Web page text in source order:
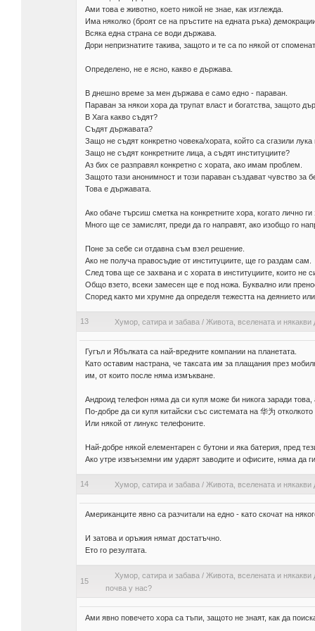
Ами това е животно, което никой не знае, как изглежда.
Има няколко (броят се на пръстите на едната ръка)
Всяка една страна се води държава.
Дори непризнатите такива, защото и те са по някой от
Определено, не е ясно, какво е държава.
В днешно време за мен държава е само едно - параван.
Параван за някои хора да трупат власт и богатства, защото
В Хага какво съдят?
Съдят държавата?
Защо не съдят конкретно човека/хората, който са сгазили
Защо не съдят конкретните лица, а съдят институциите?
Аз бих се разправял конкретно с хората, ако имам проблем.
Защото тази анонимност и този параван създават чувство за
Това е държавата.
Ако обаче търсиш сметка на конкретните хора, когато лично
Много ще се замислят, преди да го направят, ако изобщо го
Поне за себе си отдавна съм взел решение.
Ако не получа правосъдие от институциите, ще го раздам сам.
След това ще се захвана и с хората в институциите, които не
Общо взето, всеки замесен ще е под ножа. Буквално или
Според както ми хрумне да определя тежестта на деянието
13 Хумор, сатира и забава / Живота, вселената и някакви
Гугъл и Ябълката са най-вредните компании на планетата.
Като оставим настрана, че таксата им за плащания през
им, от които после няма измъкване.
Андроид телефон няма да си купя може би никога заради това,
По-добре да си купя китайски със системата на 华为 отколкото
Или някой от линукс телефоните.
Най-добре някой елементарен с бутони и яка батерия, пред
Ако утре извънземни им ударят заводите и офисите, няма да
14 Хумор, сатира и забава / Живота, вселената и някакви
Американците явно са разчитали на едно - като скочат на
И затова и оръжия нямат достатъчно.
Ето го резултата.
15
Хумор, сатира и забава / Живота, вселената и някакви
почва у нас?
Ами явно повечето хора са тъпи, защото не знаят, как да